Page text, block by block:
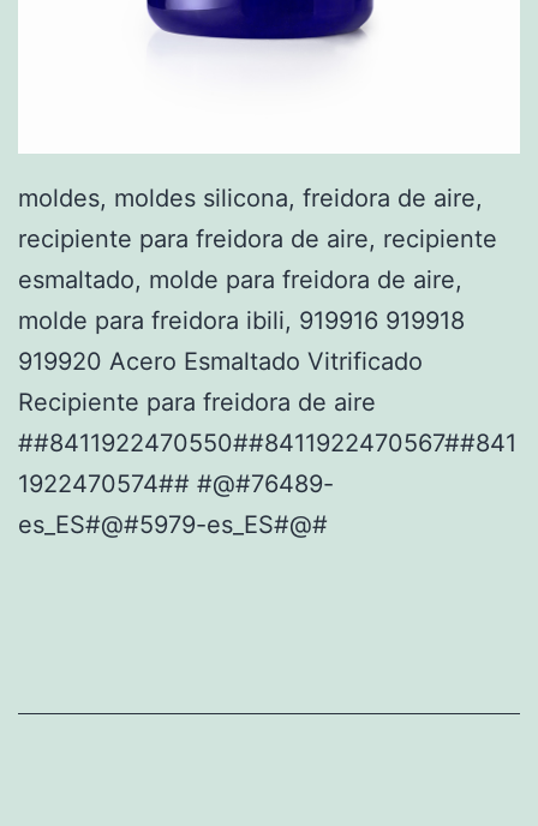
moldes, moldes silicona, freidora de aire,
recipiente para freidora de aire, recipiente
esmaltado, molde para freidora de aire,
molde para freidora ibili, 919916 919918
919920 Acero Esmaltado Vitrificado
Recipiente para freidora de aire
##8411922470550##8411922470567##841
1922470574## #@#76489-
es_ES#@#5979-es_ES#@#